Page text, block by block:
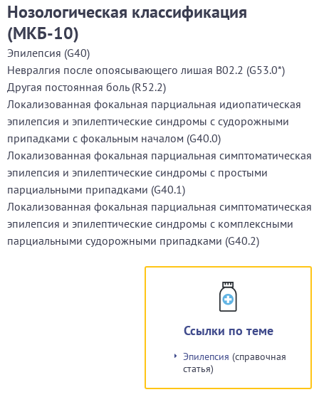
Нозологическая классификация
(МКБ-10)
Эпилепсия (G40)
Невралгия после опоясывающего лишая В02.2 (G53.0*)
Другая постоянная боль (R52.2)
Локализованная фокальная парциальная идиопатическая
эпилепсия и эпилептические синдромы с судорожными
припадками с фокальным началом (G40.0)
Локализованная фокальная парциальная симптоматическая
эпилепсия и эпилептические синдромы с простыми
парциальными припадками (G40.1)
Локализованная фокальная парциальная симптоматическая
эпилепсия и эпилептические синдромы с комплексными
парциальными судорожными припадками (G40.2)
Ссылки по теме
Эпилепсия (справочная
статья)